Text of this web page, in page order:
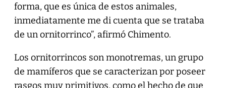
forma, que es única de estos animales,
inmediatamente me di cuenta que se trataba
de un ornitorrinco”, afirmó Chimento.
Los ornitorrincos son monotremas, un grupo
de mamíferos que se caracterizan por poseer
rasgos muy primitivos, como el hecho de que